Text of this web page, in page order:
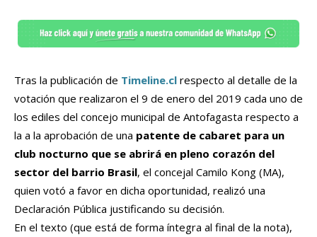
Tras la publicación de Timeline.cl respecto al detalle de la
votación que realizaron el 9 de enero del 2019 cada uno de
los ediles del concejo municipal de Antofagasta respecto a
la a la aprobación de una patente de cabaret para un
club nocturno que se abrirá en pleno corazón del
sector del barrio Brasil, el concejal Camilo Kong (MA),
quien votó a favor en dicha oportunidad, realizó una
Declaración Pública justificando su decisión.
En el texto (que está de forma íntegra al final de la nota),